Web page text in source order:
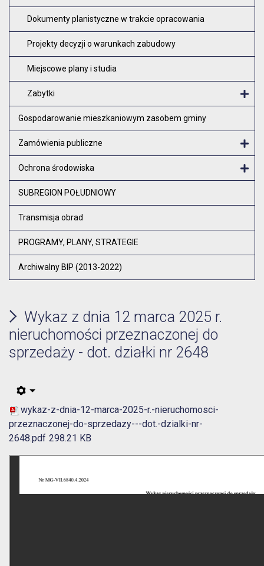
Dokumenty planistyczne w trakcie opracowania
Projekty decyzji o warunkach zabudowy
Miejscowe plany i studia
Zabytki
Gospodarowanie mieszkaniowym zasobem gminy
Zamówienia publiczne
Ochrona środowiska
SUBREGION POŁUDNIOWY
Transmisja obrad
PROGRAMY, PLANY, STRATEGIE
Archiwalny BIP (2013-2022)
Wykaz z dnia 12 marca 2025 r.
nieruchomości przeznaczonej do
sprzedaży - dot. działki nr 2648
wykaz-z-dnia-12-marca-2025-r.-nieruchomosci-
przeznaczonej-do-sprzedazy---dot.-dzialki-nr-
2648.pdf 298.21 KB